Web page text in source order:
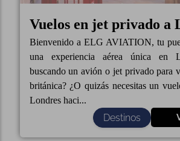
Vuelos en jet privado a
Bienvenido a ELG AVIATION, tu
una experiencia aérea única en
buscando un avión o jet privado para
británica? ¿O quizás necesitas un
Londres haci...
Destinos